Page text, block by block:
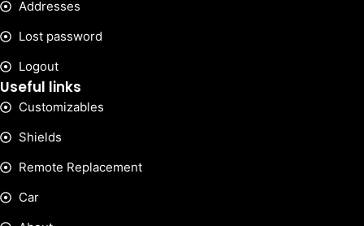
Addresses
Lost password
Logout
Useful links
Customizables
Shields
Remote Replacement
Car